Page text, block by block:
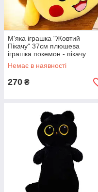
М'яка іграшка "Жовтий
Пікачу" 37см плюшева
іграшка покемон - пікачу
м'яка іграшка
Немає в наявності
270 ₴